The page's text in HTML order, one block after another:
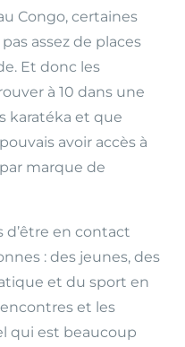
Congo, certaines
assez de places
Et donc les
à 10 dans une
karatéka et que
avoir accès à
marque de
d’être en contact
: des jeunes, des
et du sport en
et les
qui est beaucoup